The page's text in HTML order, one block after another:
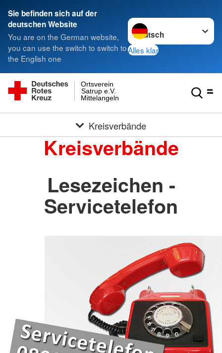
Sie befinden sich auf der
deutschen Website
You are on the German website,
you can use the switch to switch to
the English one
Sprache wechseln zu
Alles klar
Mittelangeln
Satrup e.V.
Ortsverein
Kreisverbände
Kreisverbände
Lesezeichen -
Servicetelefon